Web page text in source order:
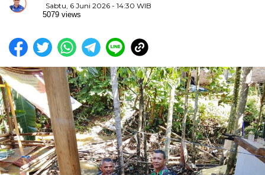
Sabtu, 6 Juni 2026 - 14:30 WIB
5079 views